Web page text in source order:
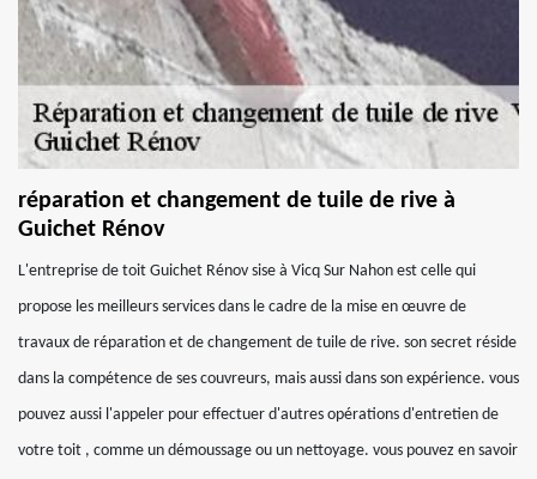
réparation et changement de tuile de rive à
Guichet Rénov
L'entreprise de toit Guichet Rénov sise à Vicq Sur Nahon est celle qui
propose les meilleurs services dans le cadre de la mise en œuvre de
travaux de réparation et de changement de tuile de rive. son secret réside
dans la compétence de ses couvreurs, mais aussi dans son expérience. vous
pouvez aussi l'appeler pour effectuer d'autres opérations d'entretien de
votre toit , comme un démoussage ou un nettoyage. vous pouvez en savoir